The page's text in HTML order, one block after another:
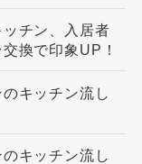
ッチン、入居者
換で印象UP！
キッチン流し
キッチン流し